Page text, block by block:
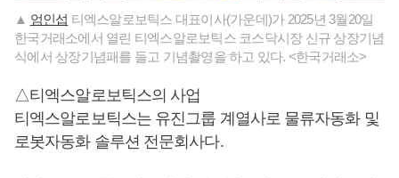
▲ 엄인섭 티엑스알로보틱스 대표이사(가운데)가 2025년 3월20일
한국거래소에서 열린 티엑스알로보틱스 코스닥시장 신규 상장기념
식에서 상장기념패를 들고 기념촬영을 하고 있다. <한국거래소>
△티엑스알로보틱스의 사업
티엑스알로보틱스는 유진그룹 계열사로 물류자동화 및
로봇자동화 솔루션 전문회사다.